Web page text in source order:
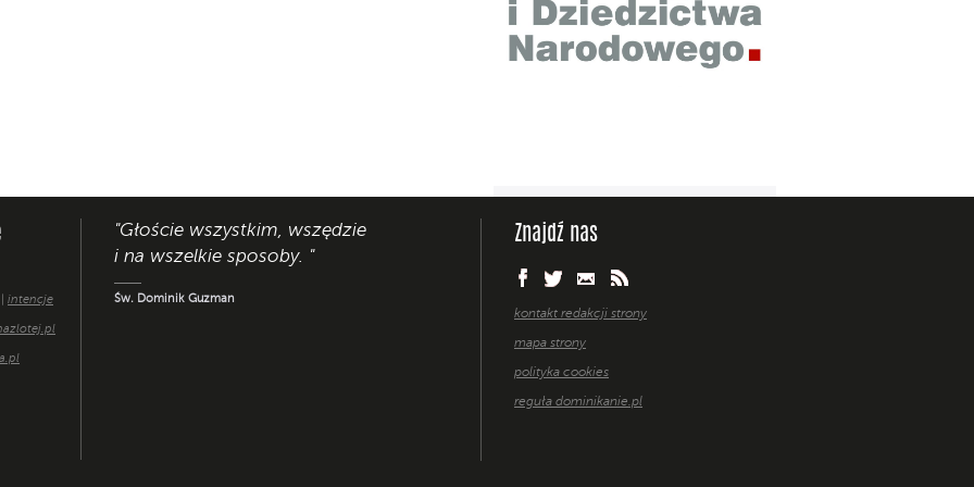
intencje
"Głoście wszystkim, wszędzie
i na wszelkie sposoby. "
Św. Dominik Guzman
Znajdź nas
kontakt redakcji strony
mapa strony
polityka cookies
reguła dominikanie.pl